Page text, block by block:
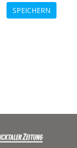
SPEICHERN